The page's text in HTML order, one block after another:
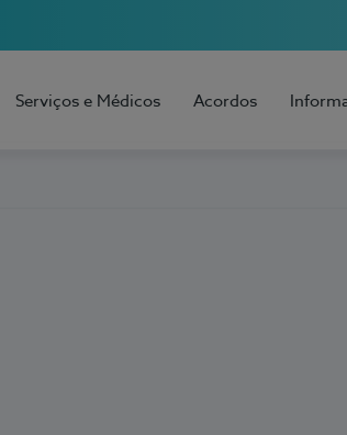
Serviços e Médicos Acordos